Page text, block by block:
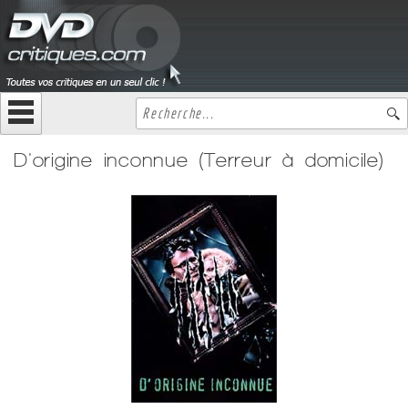
D'origine inconnue (Terreur à domicile)